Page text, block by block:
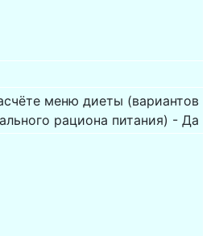
меню диеты (вариантов
рациона питания) - Да